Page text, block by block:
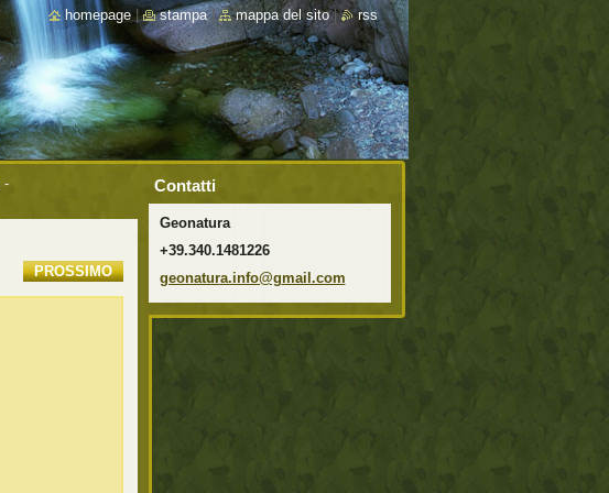
-
PROSSIMO
Contatti
Geonatura
+39.340.1481226
geonatura.info@gmail.com
homepage | stampa | mappa del sito | rss